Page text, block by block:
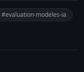
#evaluation-modeles-ia